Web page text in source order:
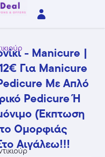
- Manicure |
Για Manicure
Με Απλό
Pedicure Ή
(Έκπτωση
Ομορφιάς
Αιγάλεω!!!